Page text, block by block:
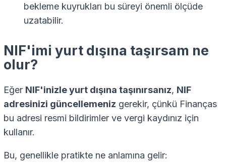
bekleme kuyrukları bu süreyi önemli ölçüde
uzatabilir.
NIF'imi yurt dışına taşırsam ne
olur?
Eğer NIF'inizle yurt dışına taşınırsanız, NIF
adresinizi güncellemeniz gerekir, çünkü Finanças
bu adresi resmi bildirimler ve vergi kaydınız için
kullanır.
Bu, genellikle pratikte ne anlamına gelir: